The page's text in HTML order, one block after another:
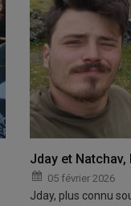
Jday et
05 février 2026
Jday, plus connu